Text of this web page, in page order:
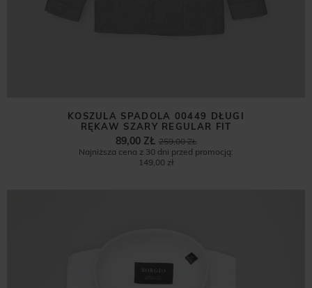
KOSZULA SPADOLA 00449 DŁUGI
RĘKAW SZARY REGULAR FIT
259,00 ZŁ
89,00 ZŁ
Najniższa cena z 30 dni przed promocją:
149,00 zł